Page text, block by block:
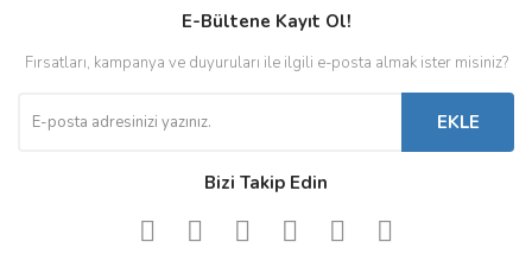
E-Bültene Kayıt Ol!
Fırsatları, kampanya ve duyuruları ile ilgili e-posta almak ister misiniz?
EKLE
Bizi Takip Edin